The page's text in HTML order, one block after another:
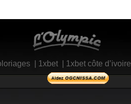
| 1xbet| 1xbet côte d’ivoire